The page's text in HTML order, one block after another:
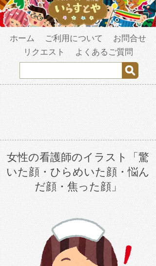
ホーム ご利用について
お問合せ
リクエスト
よくあるご質問
女性の看護師のイラスト「驚
いた顔・ひらめいた顔・悩ん
だ顔・焦った顔」